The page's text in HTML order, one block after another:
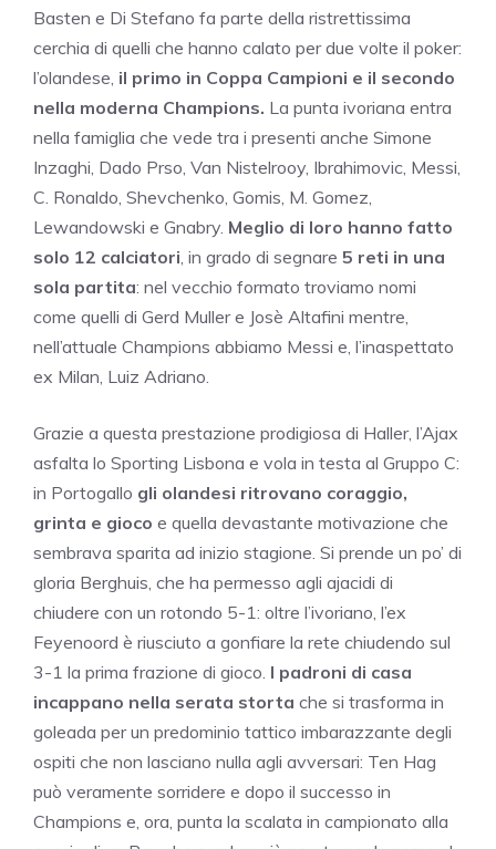
Basten e Di Stefano fa parte della ristrettissima
cerchia di quelli che hanno calato per due volte il poker:
l’olandese, il primo in Coppa Campioni e il secondo
nella moderna Champions. La punta ivoriana entra
nella famiglia che vede tra i presenti anche Simone
Inzaghi, Dado Prso, Van Nistelrooy, Ibrahimovic, Messi,
C. Ronaldo, Shevchenko, Gomis, M. Gomez,
Lewandowski e Gnabry. Meglio di loro hanno fatto
solo 12 calciatori, in grado di segnare 5 reti in una
sola partita: nel vecchio formato troviamo nomi
come quelli di Gerd Muller e Josè Altafini mentre,
nell’attuale Champions abbiamo Messi e, l’inaspettato
ex Milan, Luiz Adriano.
Grazie a questa prestazione prodigiosa di Haller, l’Ajax
asfalta lo Sporting Lisbona e vola in testa al Gruppo C:
in Portogallo gli olandesi ritrovano coraggio,
grinta e gioco e quella devastante motivazione che
sembrava sparita ad inizio stagione. Si prende un po’ di
gloria Berghuis, che ha permesso agli ajacidi di
chiudere con un rotondo 5-1: oltre l’ivoriano, l’ex
Feyenoord è riusciuto a gonfiare la rete chiudendo sul
3-1 la prima frazione di gioco. I padroni di casa
incappano nella serata storta che si trasforma in
goleada per un predominio tattico imbarazzante degli
ospiti che non lasciano nulla agli avversari: Ten Hag
può veramente sorridere e dopo il successo in
Champions e, ora, punta la scalata in campionato alla